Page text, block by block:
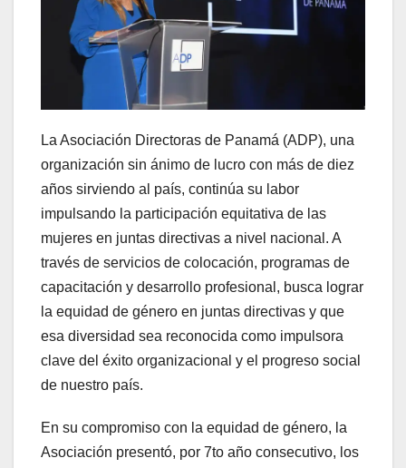
La Asociación Directoras de Panamá (ADP), una
organización sin ánimo de lucro con más de diez
años sirviendo al país, continúa su labor
impulsando la participación equitativa de las
mujeres en juntas directivas a nivel nacional. A
través de servicios de colocación, programas de
capacitación y desarrollo profesional, busca lograr
la equidad de género en juntas directivas y que
esa diversidad sea reconocida como impulsora
clave del éxito organizacional y el progreso social
de nuestro país.
En su compromiso con la equidad de género, la
Asociación presentó, por 7to año consecutivo, los